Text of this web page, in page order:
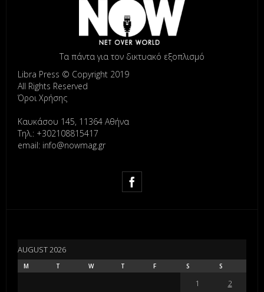
Τα πάντα για τον δικτυακό εξοπλισμό
Libra Press © Copyright 2019
All Rights Reserved
Όροι Χρήσης
Καυκάσου 145, 11364 Αθήνα
Τηλ.: +302108815417
email: info@nowmag.gr
AUGUST 2026
M T W T F S S
1
2